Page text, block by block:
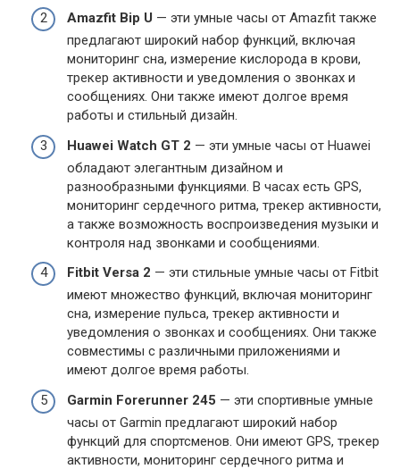
Amazfit Bip U — эти умные часы от Amazfit также
предлагают широкий набор функций, включая
мониторинг сна, измерение кислорода в крови,
трекер активности и уведомления о звонках и
сообщениях. Они также имеют долгое время
работы и стильный дизайн.
Huawei Watch GT 2 — эти умные часы от Huawei
обладают элегантным дизайном и
разнообразными функциями. В часах есть GPS,
мониторинг сердечного ритма, трекер активности,
а также возможность воспроизведения музыки и
контроля над звонками и сообщениями.
Fitbit Versa 2 — эти стильные умные часы от Fitbit
имеют множество функций, включая мониторинг
сна, измерение пульса, трекер активности и
уведомления о звонках и сообщениях. Они также
совместимы с различными приложениями и
имеют долгое время работы.
Garmin Forerunner 245 — эти спортивные умные
часы от Garmin предлагают широкий набор
функций для спортсменов. Они имеют GPS, трекер
активности, мониторинг сердечного ритма и